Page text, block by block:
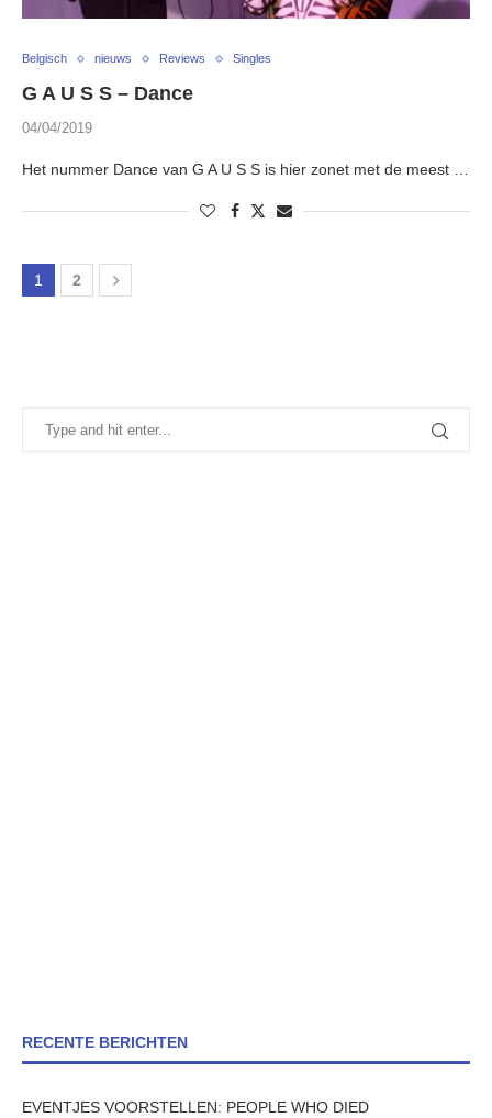
Belgisch nieuws Reviews Singles
G A U S S – Dance
04/04/2019
Het nummer Dance van G A U S S is hier zonet met de meest …
1 2
RECENTE BERICHTEN
EVENTJES VOORSTELLEN: PEOPLE WHO DIED